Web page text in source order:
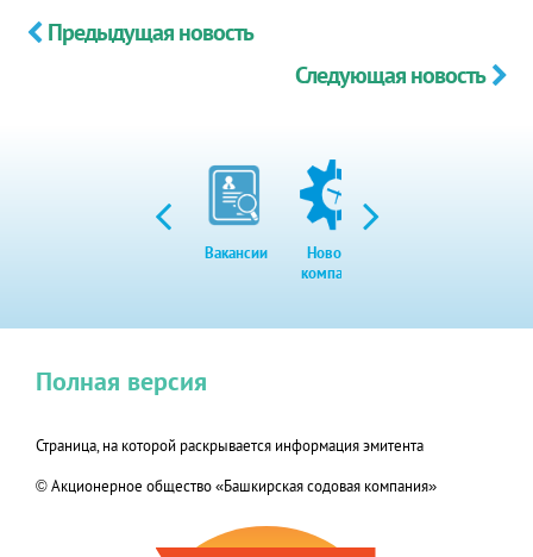
Предыдущая новость
Следующая новость
Вакансии
Новости
компании
Страница, на которой раскрывается информация эмитента
© Акционерное общество «Башкирская содовая компания»
Полная версия